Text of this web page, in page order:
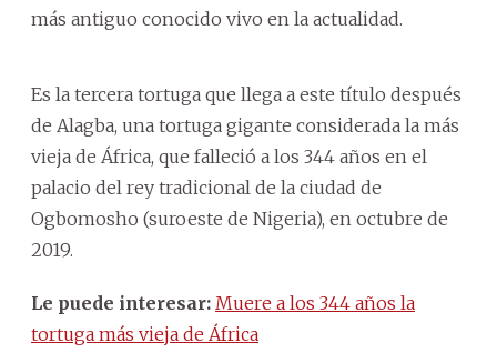
más antiguo conocido vivo en la actualidad.
Es la tercera tortuga que llega a este título después
de Alagba, una tortuga gigante considerada la más
vieja de África, que falleció a los 344 años en el
palacio del rey tradicional de la ciudad de
Ogbomosho (suroeste de Nigeria), en octubre de
2019.
Le puede interesar: Muere a los 344 años la
tortuga más vieja de África